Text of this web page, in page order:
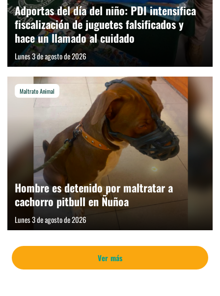
Ver más
Adportas del día del niño: PDI intensifica
fiscalización de juguetes falsificados y
hace un llamado al cuidado
Lunes 3 de agosto de 2026
Maltrato Animal
Hombre es detenido por maltratar a
cachorro pitbull en Ñuñoa
Lunes 3 de agosto de 2026